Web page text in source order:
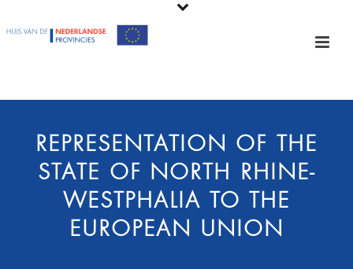
REPRESENTATION OF THE
STATE OF NORTH RHINE-
WESTPHALIA TO THE
EUROPEAN UNION